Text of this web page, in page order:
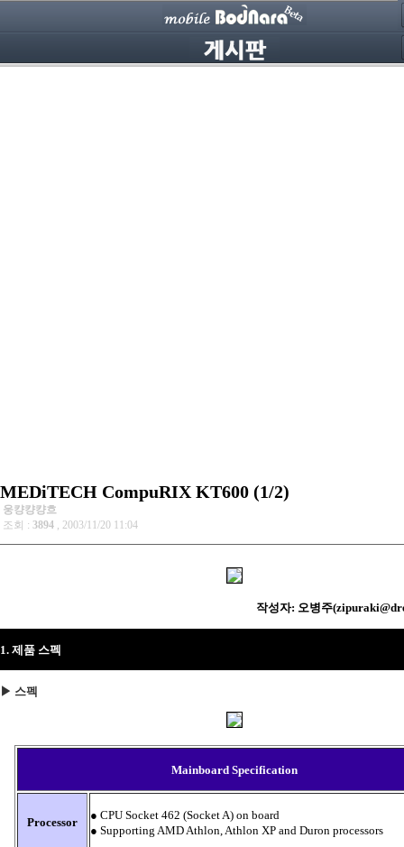
MEDiTECH CompuRIX KT600 (1/2)
웅컁컁컁흐
조회 : 3894 , 2003/11/20 11:04
작성자: 오병주
1. 제품 스펙
▶ 스펙
Mainboard Specification
Processor
● CPU Socket 462 (Socket A) on board
● Supporting AMD Athlon, Athlon XP and Duron processors